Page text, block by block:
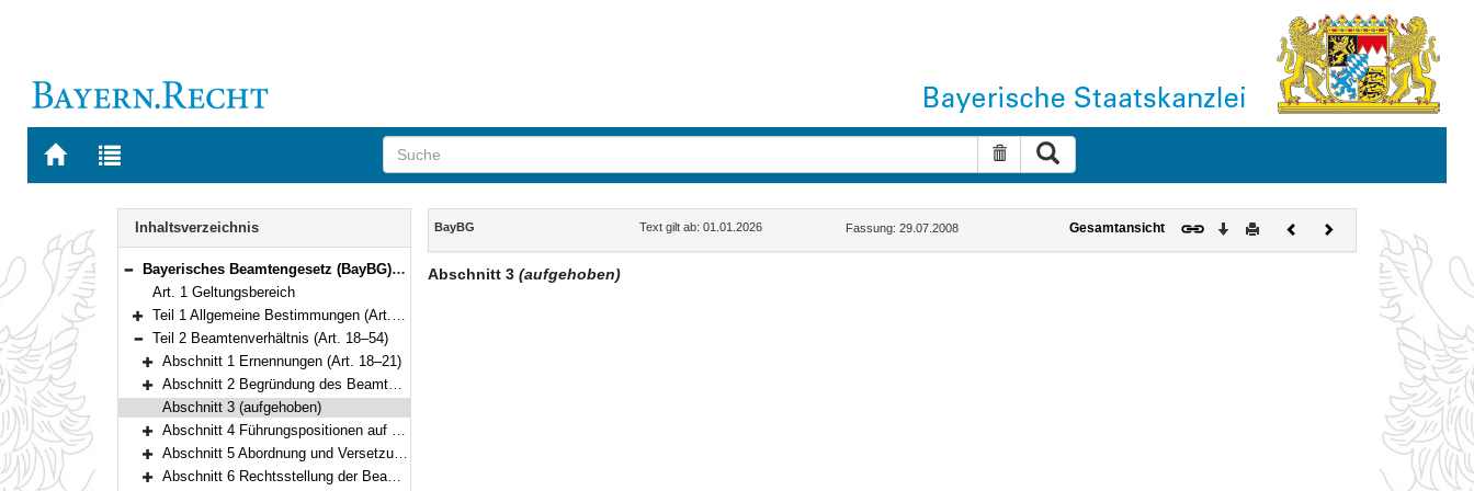
Zur
BAYERN.RECHT
Zur
letzten
Suche zurücksetzen
Navigation
Inhaltsverzeichnis
Bereich reduzieren
Bayerisches Beamtengesetz (BayBG) Vom 29. Juli 2008 (GVBl. S. 500) BayRS 2030-1-1-F (Art. 1–147)
Art. 1 Geltungsbereich
Bereich erweitern
Teil 1 Allgemeine Bestimmungen (Art. 2–17)
Bereich reduzieren
Teil 2 Beamtenverhältnis (Art. 18–54)
Bereich erweitern
Abschnitt 1 Ernennungen (Art. 18–21)
Bereich erweitern
Abschnitt 2 Begründung des Beamtenverhältnisses (Art. 22–25)
Abschnitt 3 (aufgehoben)
Bereich erweitern
Abschnitt 4 Führungspositionen auf Zeit und auf Probe (Art. 45–46)
Bereich erweitern
Abschnitt 5 Abordnung und Versetzung innerhalb des Geltungsbereichs dieses Gesetzes (Art. 47–49)
Abschnitt 6 Rechtsstellung der Beamten, Beamtinnen, Versorgungsempfänger und Versorgungsempfängerinnen bei Auflösung oder Umbildung von Behörden oder Körperschaften (Art. 50–54)
Inhalt
BayBG Text gilt ab: 01.01.2026 Fassung: 29.07.2008 Gesamtansicht Download
DruckenVorherigesNächstes
Dokument
Abschnitt 3 (aufgehoben)